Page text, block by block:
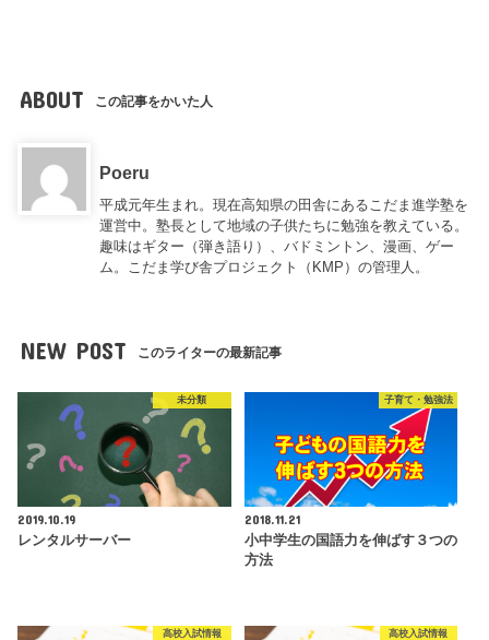
ABOUT この記事をかいた人
Poeru
平成元年生まれ。現在高知県の田舎にあるこだま進学塾を
運営中。塾長として地域の子供たちに勉強を教えている。
趣味はギター（弾き語り）、バドミントン、漫画、ゲー
ム。こだま学び舎プロジェクト（KMP）の管理人。
NEW POST このライターの最新記事
未分類
2019.10.19
レンタルサーバー
子育て・勉強法
2018.11.21
小中学生の国語力を伸ばす３つの
方法
高校入試情報 高校入試情報